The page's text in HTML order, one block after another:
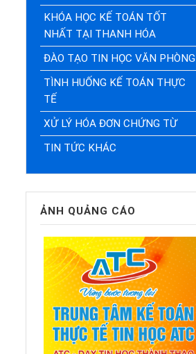
KHÓA HỌC KẾ TOÁN TỐT
NHẤT TẠI THANH HÓA
ĐÀO TẠO TIN HỌC VĂN PHÒNG
TÌNH HUỐNG KẾ TOÁN THỰC
TẾ
XỬ LÝ HÓA ĐƠN CHỨNG TỪ
TIN TỨC KHÁC
ẢNH QUẢNG CÁO